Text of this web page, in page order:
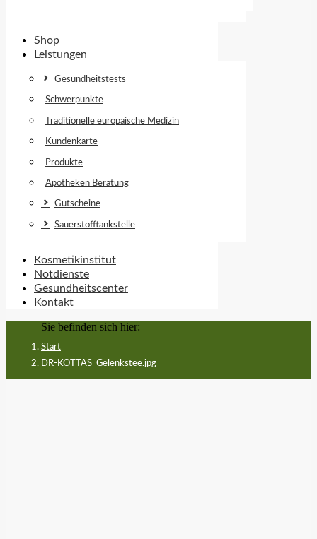
Shop
Leistungen
Gesundheitstests
Schwerpunkte
Traditionelle europäische Medizin
Kundenkarte
Produkte
Apotheken Beratung
Gutscheine
Sauerstofftankstelle
Kosmetikinstitut
Notdienste
Gesundheitscenter
Kontakt
Sie befinden sich hier:
Start
DR-KOTTAS_Gelenkstee.jpg